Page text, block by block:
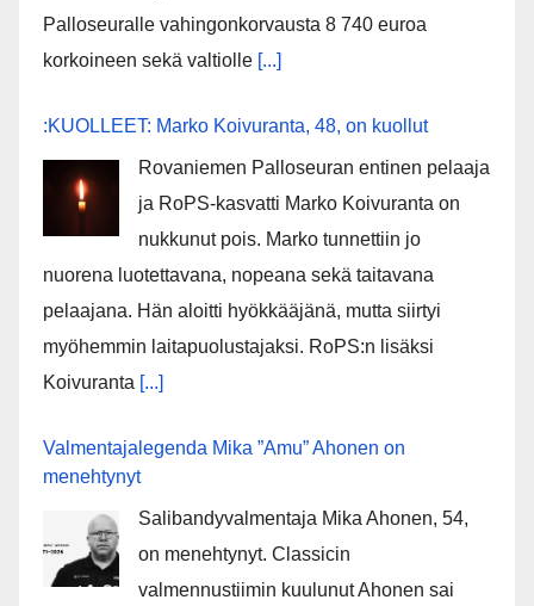
Palloseuralle vahingonkorvausta 8 740 euroa
korkoineen sekä valtiolle [...]
:KUOLLEET: Marko Koivuranta, 48, on kuollut
Rovaniemen Palloseuran entinen pelaaja
ja RoPS-kasvatti Marko Koivuranta on
nukkunut pois. Marko tunnettiin jo
nuorena luotettavana, nopeana sekä taitavana
pelaajana. Hän aloitti hyökkääjänä, mutta siirtyi
myöhemmin laitapuolustajaksi. RoPS:n lisäksi
Koivuranta [...]
Valmentajalegenda Mika ”Amu” Ahonen on
menehtynyt
Salibandyvalmentaja Mika Ahonen, 54,
on menehtynyt. Classicin
valmennustiimin kuulunut Ahonen sai